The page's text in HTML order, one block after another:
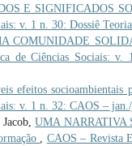
E SIGNIFICADOS
v. 1 n. 30: Dossiê
COMUNIDADE
de Ciências Sociais: v.
efeitos socioambientais
v. 1 n. 32: CAOS –
Jacob,UMA NARRATIVA
, CAOS – Revista